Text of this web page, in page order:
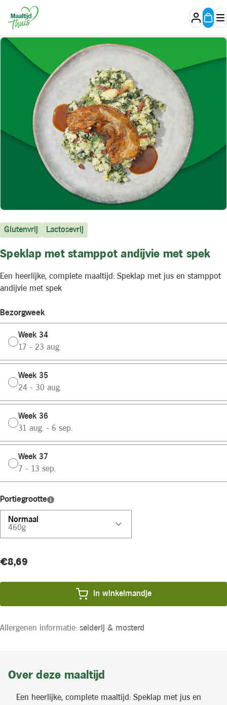
Glutenvrij Lactosevrij
Speklap met stamppot andijvie met spek
Een heerlijke, complete maaltijd: Speklap met jus en stamppot
andijvie met spek
Bezorgweek
Week 34
17 - 23 aug.
Week 35
24 - 30 aug.
Week 36
31 aug. - 6 sep.
Week 37
7 - 13 sep.
Portiegrootte
Normaal
460g
Huidige
Product
€8,69
In winkelmandje
Allergenen informatie: selderij & mosterd
Over deze maaltijd
Een heerlijke, complete maaltijd: Speklap met jus en